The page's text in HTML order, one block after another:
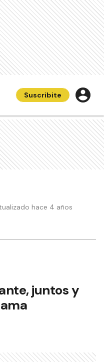
Suscribite
hace 4 años
juntos y